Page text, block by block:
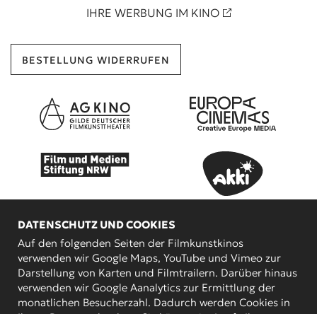
IHRE WERBUNG IM KINO
BESTELLUNG WIDERRUFEN
KOOPERATIONSPARTNER
DATENSCHUTZ UND COOKIES
Auf den folgenden Seiten der Filmkunstkinos
verwenden wir Google Maps, YouTube und Vimeo zur
Darstellung von Karten und Filmtrailern. Darüber hinaus
verwenden wir Google Aanalytics zur Ermittlung der
monatlichen Besucherzahl. Dadurch werden Cookies in